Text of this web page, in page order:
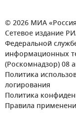
© 2026 МИА
Сетевое издание
Федеральной
информационных
(Роскомнадзор) 08
Политика
логирования
Политика
Правила